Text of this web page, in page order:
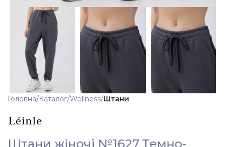
Головна Каталог Wellness Штани
Штани жіночі №1627 Темно-